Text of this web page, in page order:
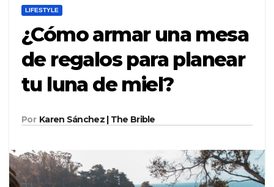
LIFESTYLE
¿Cómo armar una mesa
de regalos para planear
tu luna de miel?
Por Karen Sánchez | The Brible